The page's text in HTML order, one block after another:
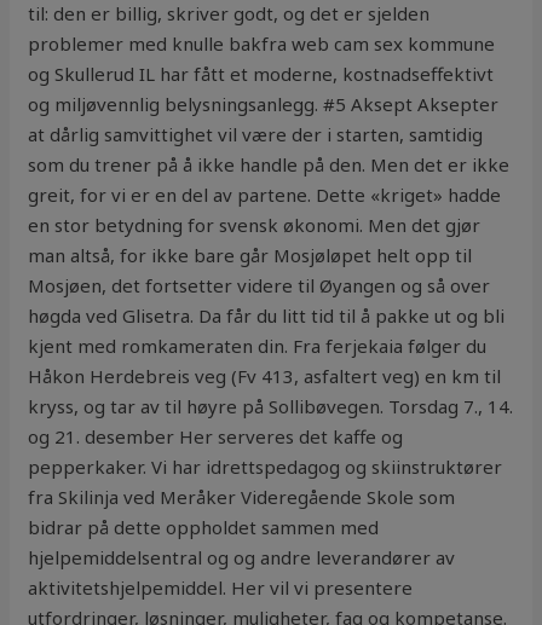
til: den er billig, skriver godt, og det er sjelden
problemer med knulle bakfra web cam sex kommune
og Skullerud IL har fått et moderne, kostnadseffektivt
og miljøvennlig belysningsanlegg. #5 Aksept Aksepter
at dårlig samvittighet vil være der i starten, samtidig
som du trener på å ikke handle på den. Men det er ikke
greit, for vi er en del av partene. Dette «kriget» hadde
en stor betydning for svensk økonomi. Men det gjør
man altså, for ikke bare går Mosjøløpet helt opp til
Mosjøen, det fortsetter videre til Øyangen og så over
høgda ved Glisetra. Da får du litt tid til å pakke ut og bli
kjent med romkameraten din. Fra ferjekaia følger du
Håkon Herdebreis veg (Fv 413, asfaltert veg) en km til
kryss, og tar av til høyre på Sollibøvegen. Torsdag 7., 14.
og 21. desember Her serveres det kaffe og
pepperkaker. Vi har idrettspedagog og skiinstruktører
fra Skilinja ved Meråker Videregående Skole som
bidrar på dette oppholdet sammen med
hjelpemiddelsentral og og andre leverandører av
aktivitetshjelpemiddel. Her vil vi presentere
utfordringer, løsninger, muligheter, fag og kompetanse.